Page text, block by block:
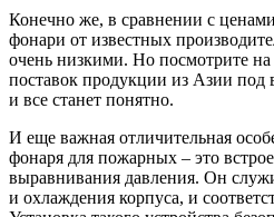
Конечно же, в сравнении с
фонари от известных
очень низкими. Но посмотрите на
поставок продукции из Азии под
и все станет понятно.
И еще важная отличительная
фонаря для пожарных – это
выравнивания давления. Он
и охлаждения корпуса, и